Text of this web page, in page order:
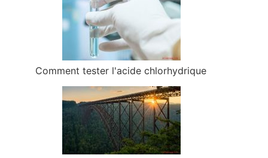
Comment tester l'acide chlorhydrique